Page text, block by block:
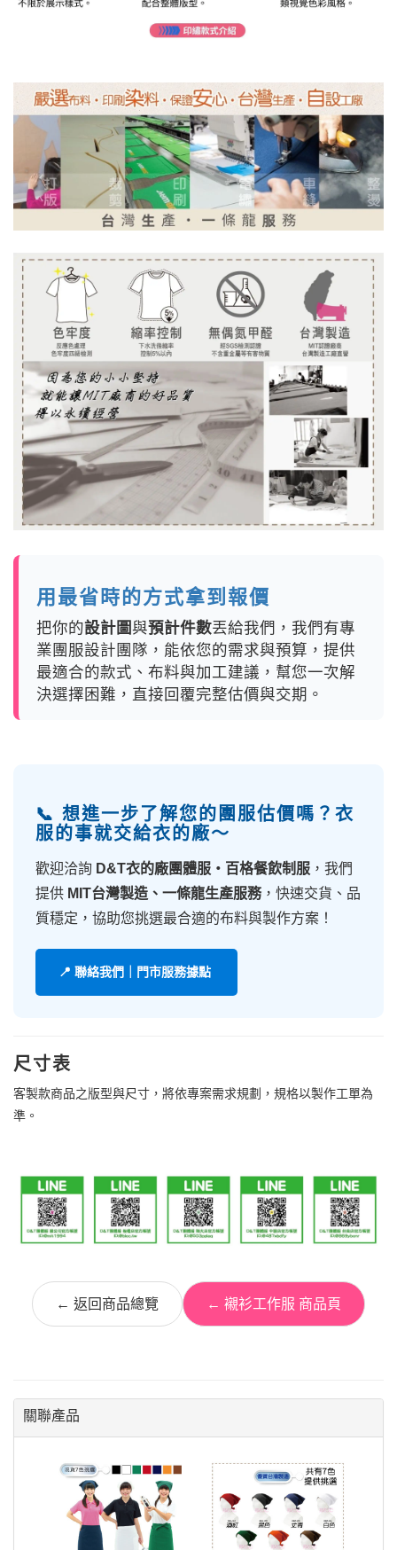
用最省時的方式拿到報價
把你的設計圖與預計件數丟給我們，我們有專
業團服設計團隊，能依您的需求與預算，提供
最適合的款式、布料與加工建議，幫您一次解
決選擇困難，直接回覆完整估價與交期。
📞 想進一步了解您的團服估價嗎？衣
服的事就交給衣的廠～
歡迎洽詢 D&T衣的廠團體服・百格餐飲制服 ，我們
提供 MIT台灣製造、一條龍生產服務，快速交貨、品
質穩定，協助您挑選最合適的布料與製作方案！
📍 聯絡我們｜門市服務據點
尺寸表
客製款商品之版型與尺寸，將依專案需求規劃，規格以製作工單為
準。
← 返回商品總覽 ← 襯衫工作服 商品頁
關聯產品